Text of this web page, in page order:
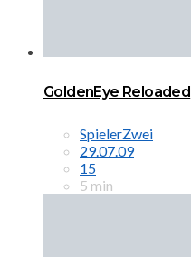
GoldenEye Reloaded
SpielerZwei
29.07.09
15
5 min